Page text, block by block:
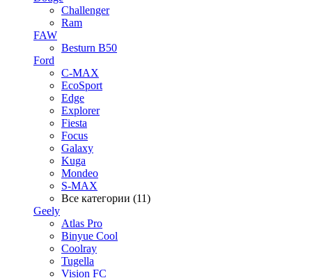
Challenger
Ram
FAW
Besturn B50
Ford
C-MAX
EcoSport
Edge
Explorer
Fiesta
Focus
Galaxy
Kuga
Mondeo
S-MAX
Все категории (11)
Geely
Atlas Pro
Binyue Cool
Coolray
Tugella
Vision FC